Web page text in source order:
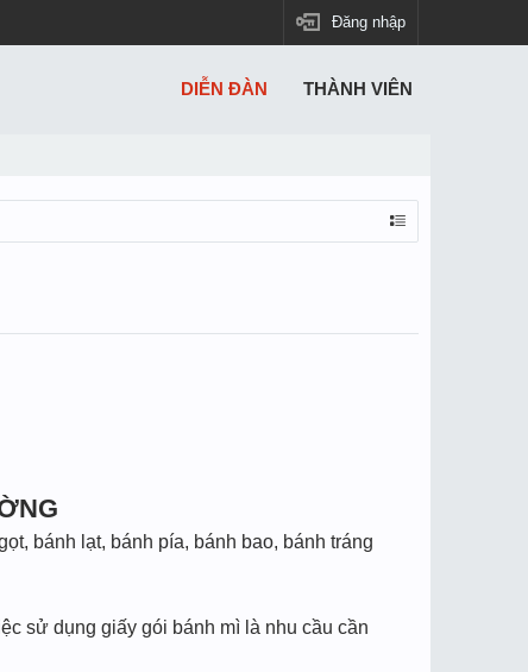
Đăng nhập
bánh lạt, bánh pía, bánh bao, bánh tráng
sử dụng giấy gói bánh mì là nhu cầu cần
DIỄN ĐÀN THÀNH VIÊN